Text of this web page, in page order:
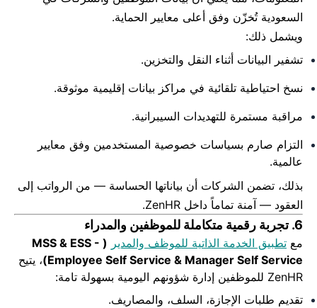
السعودية تُخزّن وفق أعلى معايير الحماية.
ويشمل ذلك:
تشفير البيانات أثناء النقل والتخزين.
نسخ احتياطية تلقائية في مراكز بيانات إقليمية موثوقة.
مراقبة مستمرة للتهديدات السيبرانية.
التزام صارم بسياسات خصوصية المستخدمين وفق معايير
عالمية.
بذلك، تضمن الشركات أن بياناتها الحساسة — من الرواتب إلى
العقود — آمنة تماماً داخل ZenHR.
6. تجربة رقمية متكاملة للموظفين والمدراء
مع تطبيق الخدمة الذاتية للموظف والمدير
( MSS & ESS -
Employee Self Service & Manager Self Service) ، يتيح
ZenHR للموظفين إدارة شؤونهم اليومية بسهولة تامة:
تقديم طلبات الإجازة، السلف، والمصاريف.